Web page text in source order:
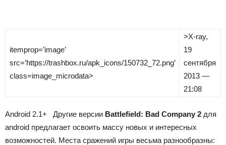
itemprop=’image’
src=’https://trashbox.ru/apk_icons/150732_72.png’
class=image_microdata>
>X-ray,
19
сентября
2013 —
21:08
Android 2.1+ Другие версии Battlefield: Bad Company 2 для
android предлагает освоить массу новых и интересных
возможностей. Места сражений игры весьма разнообразны: